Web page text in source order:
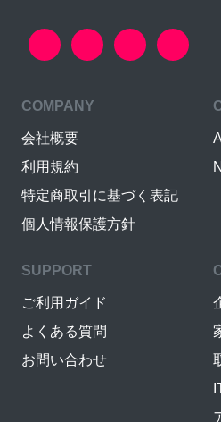
COMPANY
会社概要
利用規約
特定商取引に基づく表記
個人情報保護方針
SUPPORT
ご利用ガイド
よくある質問
お問い合わせ